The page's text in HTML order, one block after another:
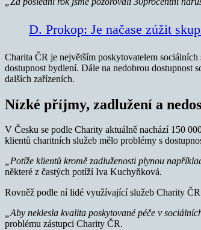
D. Prokop: Je načase zúžit
Charita ČR je největším poskytovatelem
dostupnost bydlení. Dále na nedobrou dostupnost
dalších zařízeních.
Nízké příjmy, zadlužení a
V Česku se podle Charity aktuálně nachází 150
klientů charitních služeb mělo problémy s
„Potíže klientů kromě zadluženosti plynou
některé z častých potíží Iva Kuchyňková.
Rovněž podle ní lidé využívající služeb Charity
„Aby neklesla kvalita poskytované péče v
problému zástupci Charity ČR.